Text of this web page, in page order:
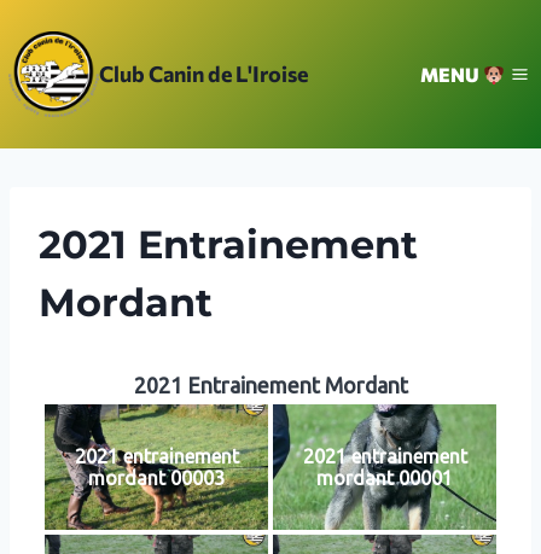
au
contenu
Club Canin de L'Iroise MENU
2021 Entrainement
Mordant
2021 Entrainement Mordant
2021 entrainement
mordant 00003
2021 entrainement
mordant 00001